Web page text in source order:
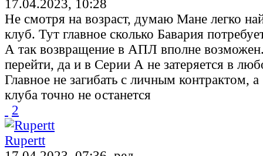
17.04.2023, 10:28
Не смотря на возраст, думаю Мане легко
клуб. Тут главное сколько Бавария
А так возвращение в АПЛ вполне
перейти, да и в Серии А не затеряется в
Главное не загибать с личным контрактом,
клуба точно не останется
2
Rupertt